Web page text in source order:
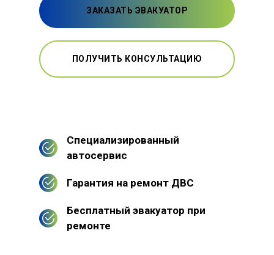
ЗАКАЗАТЬ ЭВАКУАТОР
ПОЛУЧИТЬ КОНСУЛЬТАЦИЮ
Специализированный
автосервис
Гарантия на ремонт ДВС
Бесплатный эвакуатор при
ремонте